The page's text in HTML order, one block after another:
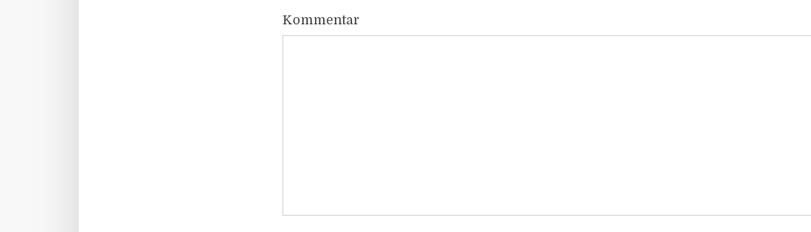
Kommentar